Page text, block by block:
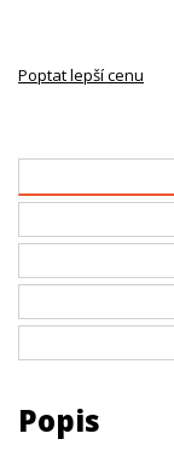
Poptat lepší cenu
Popis